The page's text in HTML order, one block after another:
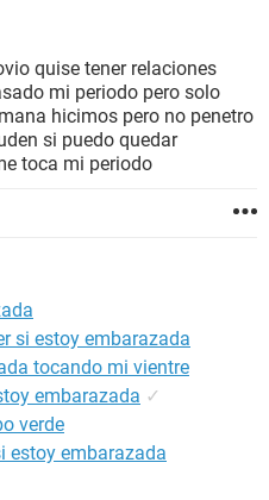
quise tener relaciones
mi periodo pero solo
hicimos pero no penetro
si puedo quedar
toca mi periodo
si estoy embarazada
tocando mi vientre
embarazada ✓
verde
estoy embarazada